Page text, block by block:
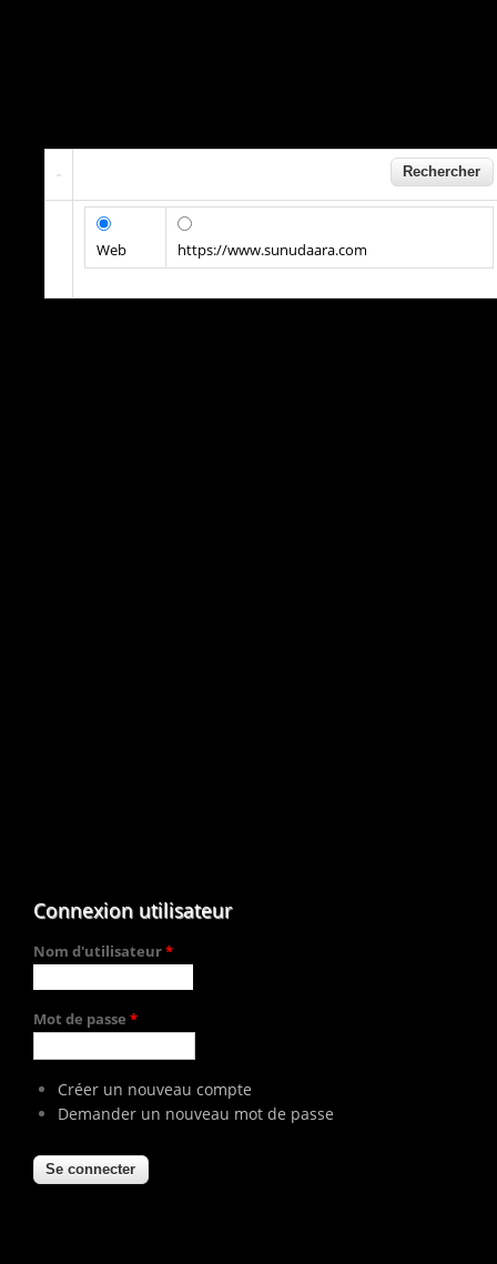
Web https://www.sunudaara.com
Connexion utilisateur
Nom d'utilisateur*
Mot de passe *
Créer un nouveau compte
Demander un nouveau mot de passe